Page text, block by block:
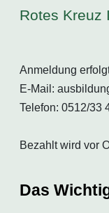
Rotes Kreuz
Anmeldung
E-Mail:
Telefon: 0512/33
Bezahlt wird vor
Das